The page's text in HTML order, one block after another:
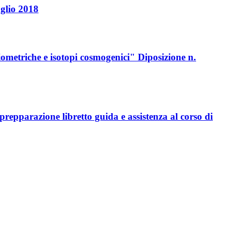
2018
e isotopi cosmogenici" Diposizione n.
libretto guida e assistenza al corso di